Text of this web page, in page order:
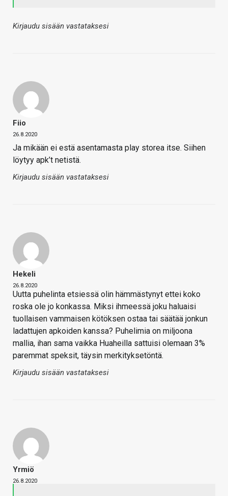
Kirjaudu sisään vastataksesi
Fiio
26.8.2020
Ja mikään ei estä asentamasta play storea itse. Siihen
löytyy apk’t netistä.
Kirjaudu sisään vastataksesi
Hekeli
26.8.2020
Uutta puhelinta etsiessä olin hämmästynyt ettei koko
roska ole jo konkassa. Miksi ihmeessä joku haluaisi
tuollaisen vammaisen kötöksen ostaa tai säätää jonkun
ladattujen apkoiden kanssa? Puhelimia on miljoona
mallia, ihan sama vaikka Huaheilla sattuisi olemaan 3%
paremmat speksit, täysin merkityksetöntä.
Kirjaudu sisään vastataksesi
Yrmiö
26.8.2020